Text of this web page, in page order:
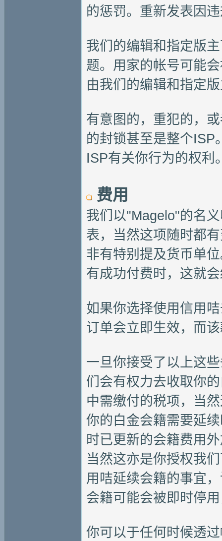
的惩罚。重新发表因
我们的编辑和指定版
题。用家的帐号可能
由我们的编辑和指定
有意图的，重犯的，
的封锁甚至是整个ISP
ISP有关你行为的权利
费用
我们以"Magelo"的名
表，当然这项随时都
非有特别提及货币单
有成功付费时，这就
如果你选择使用信用
订单会立即生效，而
一旦你接受了以上这
们会有权力去收取你
中需缴付的税项，当
你的白金会籍需要延
时已更新的会籍费用
当然这亦是你授权我
用咭延续会籍的事宜
会籍可能会被即时停
你可以于任何时候透